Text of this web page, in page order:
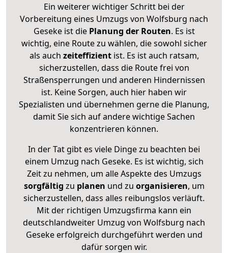
Ein weiterer wichtiger Schritt bei der
Vorbereitung eines Umzugs von Wolfsburg nach
Geseke ist diePlanung der Routen. Es ist
wichtig, eine Route zu wählen, die sowohl sicher
als auch zeiteffizientist. Es ist auch ratsam,
sicherzustellen, dass die Route frei von
Straßensperrungen und anderen Hindernissen
ist. Keine Sorgen, auch hier haben wir
Spezialisten und übernehmen gerne die Planung,
damit Sie sich auf andere wichtige Sachen
konzentrieren können.
In der Tat gibt es viele Dinge zu beachten bei
einem Umzug nach Geseke. Es ist wichtig, sich
Zeit zu nehmen, um alle Aspekte des Umzugs
sorgfältig zu planen und zu organisieren, um
sicherzustellen, dass alles reibungslos verläuft.
Mit der richtigen Umzugsfirma kann ein
deutschlandweiter Umzug von Wolfsburg nach
Geseke erfolgreich durchgeführt werden und
dafür sorgen wir.